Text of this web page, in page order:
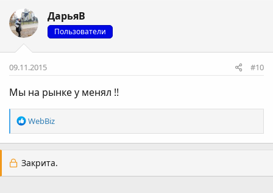
ДарьяВ
Пользователи
09.11.2015 #10
Мы на рынке у менял !!
Р
е
а
ц
і
WebBiz
Закрита.